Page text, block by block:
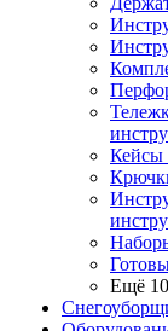
Кейсы
Ещё 10